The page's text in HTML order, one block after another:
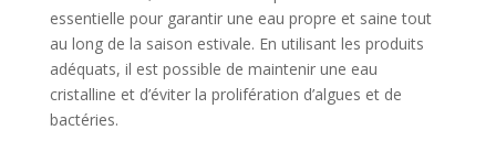
essentielle pour garantir une eau propre et saine tout
au long de la saison estivale. En utilisant les produits
adéquats, il est possible de maintenir une eau
cristalline et d’éviter la prolifération d’algues et de
bactéries.